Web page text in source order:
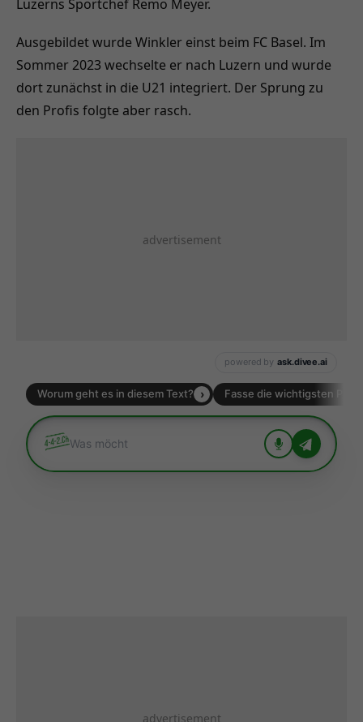
Luzerns Sportchef Remo Meyer.
Ausgebildet wurde Winkler einst beim FC Basel. Im
Sommer 2023 wechselte er nach Luzern und wurde
dort zunächst in die U21 integriert. Der Sprung zu
den Profis folgte aber rasch.